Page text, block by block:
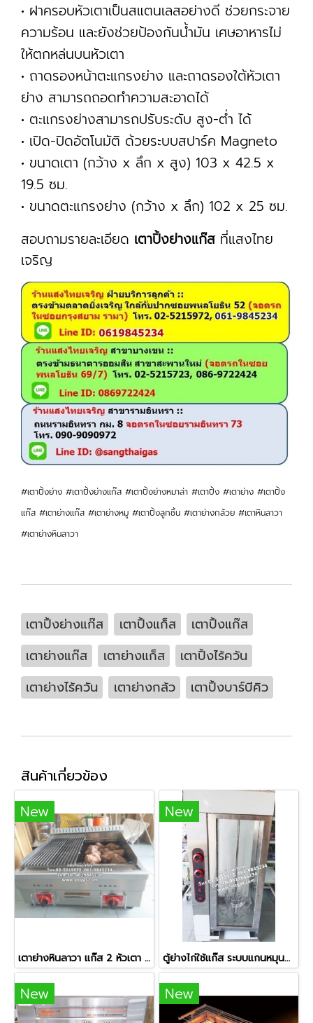
• ฝาครอบหัวเตาเป็นสแตนเลสอย่างดี ช่วยกระจาย
ความร้อน และยังช่วยป้องกันน้ำมัน เศษอาหารไม่
ให้ตกหล่นบนหัวเตา
• ถาดรองหน้าตะแกรงย่าง และถาดรองใต้หัวเตา
ย่าง สามารถถอดทำความสะอาดได้
• ตะแกรงย่างสามารถปรับระดับ สูง-ต่ำ ได้
• เปิด-ปิดอัตโนมัติ ด้วยระบบสปาร์ค Magneto
• ขนาดเตา (กว้าง x ลึก x สูง) 103 x 42.5 x
19.5 ซม.
• ขนาดตะแกรงย่าง (กว้าง x ลึก) 102 x 25 ซม.
สอบถามรายละเอียด เตาปิ้งย่างแก๊สที่แสงไทย
เจริญ
#เตาปิ้งย่าง #เตาปิ้งย่างแก๊ส #เตาปิ้งย่างหมาล่า #เตาปิ้ง #เตาย่าง #เตาปิ้ง
แก๊ส #เตาย่างแก๊ส #เตาย่างหมู #เตาปิ้งลูกชิ้น #เตาย่างกล้วย #เตาหินลาวา
#เตาย่างหินลาวา
เตาปิ้งย่างแก๊ส เตาปิ้งแก็ส
เตาปิ้งแก๊ส
เตาย่างแก๊ส
เตาย่างแก็ส
เตาปิ้งไร้ควัน
เตาย่างไร้ควัน
เตาย่างกล้ว เตาปิ้งบาร์บีคิว
สินค้าเกี่ยวข้อง
New
เตาย่างหินลาวา แก๊ส 2 หัวเตา หน้าเตากว้างพิเศษ
New
ตู้ย่างไก่ใช้แก๊ส ระบบแกนหมุนอัตโนมัติ ย่างไก่ได้ครั้งละ 12 ตัว
New New